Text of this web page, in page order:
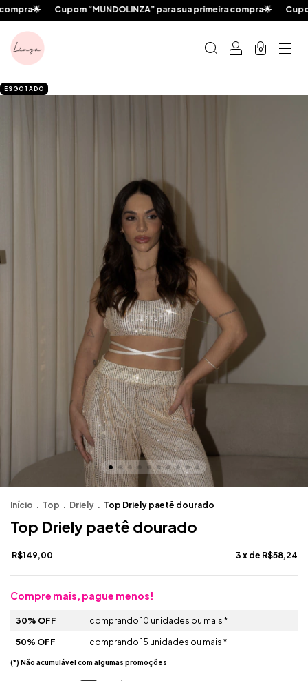
Cupom “MUNDOLINZA” para sua primeira compra🌟 Cupom
0
ESGOTADO
Início . Top . Driely . Top Driely paetê dourado
Top Driely paetê dourado
R$149,00 3 x de R$58,24
Compre mais, pague menos!
30% OFF comprando 10 unidades ou mais *
50% OFF comprando 15 unidades ou mais *
(*) Não acumulável com algumas promoções